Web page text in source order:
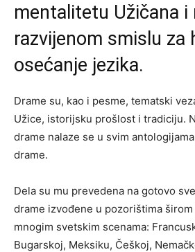
mentalitetu Užičana i
razvijenom smislu za
osećanje jezika.
Drame su, kao i pesme, tematski
Užice, istorijsku prošlost i tradiciju.
drame nalaze se u svim
drame.
Dela su mu prevedena na gotovo
drame izvođene u pozorištima
mnogim svetskim scenama:
Bugarskoj, Meksiku, Češkoj,